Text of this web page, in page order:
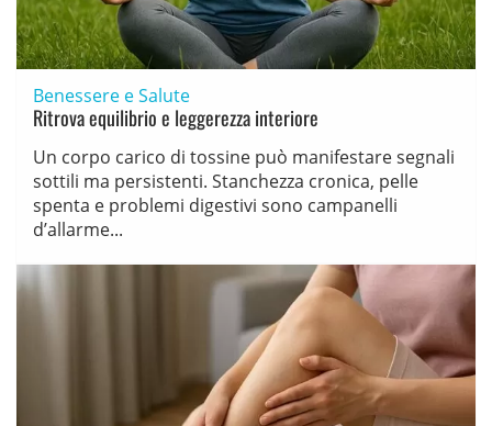
Benessere e Salute
Ritrova equilibrio e leggerezza interiore
Un corpo carico di tossine può manifestare segnali
sottili ma persistenti. Stanchezza cronica, pelle
spenta e problemi digestivi sono campanelli
d’allarme...